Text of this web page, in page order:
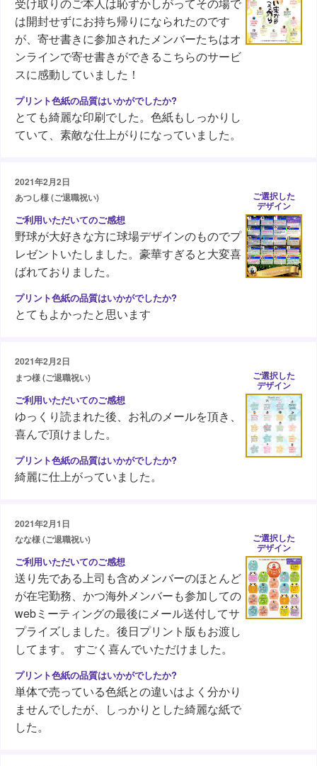
は開封せずにお持ち帰りになられたのです
が、寄せ書きに参加されたメンバーたちはオ
ンラインで寄せ書きができるこちらのサービ
スに感動していました！
とても綺麗な印刷でした。色紙もしっかりし
ていて、素敵な仕上がりになっていました。
2021年2月2日
あつし様 (ご退職祝い)
野球が大好きな方に球場デザインのものでプ
レゼントいたしました。豪華すぎると大変喜
ばれておりました。
とてもよかったと思います
ご選択した
デザイン
2021年2月2日
まつ様 (ご退職祝い)
ゆっくり読まれた後、お礼のメールを頂き、
喜んで頂けました。
綺麗に仕上がっていました。
ご選択した
デザイン
2021年2月1日
なな様 (ご退職祝い)
送り先である上司も含めメンバーのほとんど
が在宅勤務、かつ海外メンバーも参加しての
webミーティングの最後にメール送付してサ
プライズしました。後日プリント版もお渡し
してます。 すごく喜んでいただけました。
単体で売っている色紙との違いはよく分かり
ませんでしたが、しっかりとした綺麗な紙で
した。
ご選択した
デザイン